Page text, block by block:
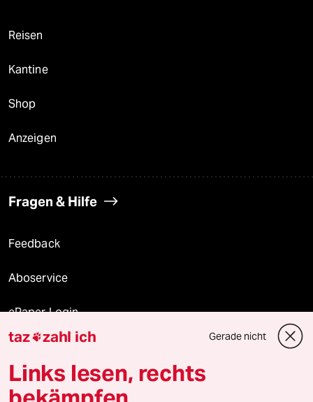
Reisen
Kantine
Shop
Anzeigen
Fragen & Hilfe
Feedback
Aboservice
ePaper Login
Downloads für Abonnierende
taz zahl ich Gerade nicht
Links lesen, rechts